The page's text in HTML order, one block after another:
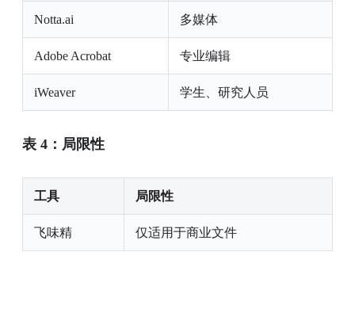
Notta.ai 多媒体
Adobe Acrobat 专业编辑
iWeaver 学生、研究人员
表 4：局限性
工具 局限性
飞味精 仅适用于商业文件